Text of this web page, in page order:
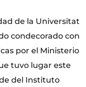
de la Universitat
condecorado con
por el Ministerio
tuvo lugar este
del Instituto